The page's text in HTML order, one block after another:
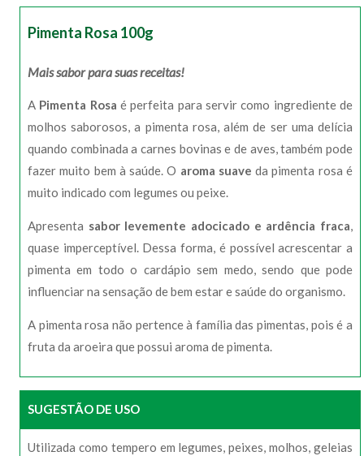
Pimenta Rosa 100g
Mais sabor para suas receitas!
A Pimenta Rosa é perfeita para servir como ingrediente de
molhos saborosos, a pimenta rosa, além de ser uma delícia
quando combinada a carnes bovinas e de aves, também pode
fazer muito bem à saúde. O aroma suave da pimenta rosa é
muito indicado com legumes ou peixe.
Apresenta sabor levemente adocicado e ardência fraca
quase imperceptível. Dessa forma, é possível acrescentar a
pimenta em todo o cardápio sem medo, sendo que pode
influenciar na sensação de bem estar e saúde do organismo.
A pimenta rosa não pertence à família das pimentas, pois é a
fruta da aroeira que possui aroma de pimenta.
SUGESTÃO DE USO
Utilizada como tempero em legumes, peixes, molhos, geleias